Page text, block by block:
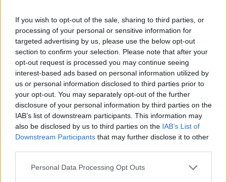
If you wish to opt-out of the sale, sharing to third parties, or
processing of your personal or sensitive information for
targeted advertising by us, please use the below opt-out
section to confirm your selection. Please note that after your
opt-out request is processed you may continue seeing
interest-based ads based on personal information utilized by
us or personal information disclosed to third parties prior to
your opt-out. You may separately opt-out of the further
disclosure of your personal information by third parties on the
IAB’s list of downstream participants. This information may
also be disclosed by us to third parties on the IAB’s List of
Downstream Participants that may further disclose it to other
Personal Data Processing Opt Outs
Έξυπνη συσκευασία υδρογέλης δείχνει αν
το φαγητό παραμένει φρέσκο
ΕΠΙΣΤΉΜΗ 19:00, 08/08/2026